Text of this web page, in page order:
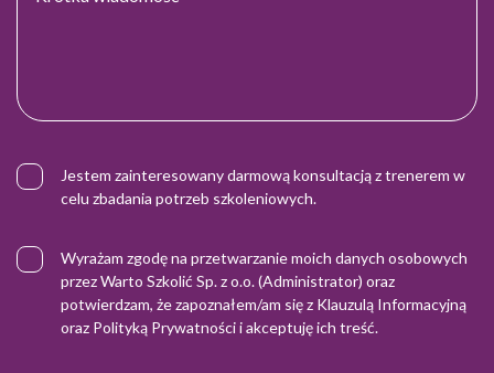
Jestem zainteresowany darmową konsultacją z trenerem w
celu zbadania potrzeb szkoleniowych.
Wyrażam zgodę na przetwarzanie moich danych osobowych
przez Warto Szkolić Sp. z o.o. (Administrator) oraz
potwierdzam, że zapoznałem/am się z Klauzulą Informacyjną
oraz Polityką Prywatnościi akceptuję ich treść.